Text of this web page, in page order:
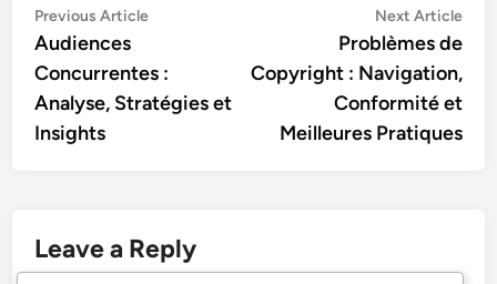
Post
navigation
Previous ArticlePrevious
Audiences
Concurrentes :
Analyse, Stratégies et
Insights
Next Article
Problèmes de
Copyright : Navigation,
Conformité et
Meilleures Pratiques
Leave a Reply